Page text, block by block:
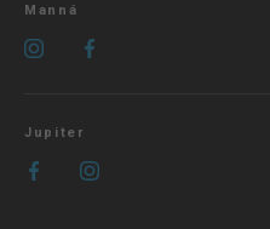
Manná
Jupiter